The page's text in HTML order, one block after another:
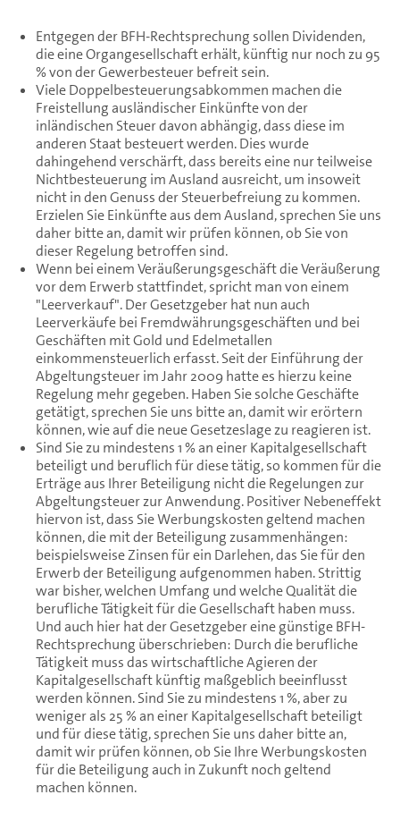
Entgegen der BFH-Rechtsprechung sollen Dividenden,
die eine Organgesellschaft erhält, künftig nur noch zu 95
% von der Gewerbesteuer befreit sein.
Viele Doppelbesteuerungsabkommen machen die
Freistellung ausländischer Einkünfte von der
inländischen Steuer davon abhängig, dass diese im
anderen Staat besteuert werden. Dies wurde
dahingehend verschärft, dass bereits eine nur teilweise
Nichtbesteuerung im Ausland ausreicht, um insoweit
nicht in den Genuss der Steuerbefreiung zu kommen.
Erzielen Sie Einkünfte aus dem Ausland, sprechen Sie uns
daher bitte an, damit wir prüfen können, ob Sie von
dieser Regelung betroffen sind.
Wenn bei einem Veräußerungsgeschäft die Veräußerung
vor dem Erwerb stattfindet, spricht man von einem
"Leerverkauf". Der Gesetzgeber hat nun auch
Leerverkäufe bei Fremdwährungsgeschäften und bei
Geschäften mit Gold und Edelmetallen
einkommensteuerlich erfasst. Seit der Einführung der
Abgeltungsteuer im Jahr 2009 hatte es hierzu keine
Regelung mehr gegeben. Haben Sie solche Geschäfte
getätigt, sprechen Sie uns bitte an, damit wir erörtern
können, wie auf die neue Gesetzeslage zu reagieren ist.
Sind Sie zu mindestens 1 % an einer Kapitalgesellschaft
beteiligt und beruflich für diese tätig, so kommen für die
Erträge aus Ihrer Beteiligung nicht die Regelungen zur
Abgeltungsteuer zur Anwendung. Positiver Nebeneffekt
hiervon ist, dass Sie Werbungskosten geltend machen
können, die mit der Beteiligung zusammenhängen:
beispielsweise Zinsen für ein Darlehen, das Sie für den
Erwerb der Beteiligung aufgenommen haben. Strittig
war bisher, welchen Umfang und welche Qualität die
berufliche Tätigkeit für die Gesellschaft haben muss.
Und auch hier hat der Gesetzgeber eine günstige BFH-
Rechtsprechung überschrieben: Durch die berufliche
Tätigkeit muss das wirtschaftliche Agieren der
Kapitalgesellschaft künftig maßgeblich beeinflusst
werden können. Sind Sie zu mindestens 1 %, aber zu
weniger als 25 % an einer Kapitalgesellschaft beteiligt
und für diese tätig, sprechen Sie uns daher bitte an,
damit wir prüfen können, ob Sie Ihre Werbungskosten
für die Beteiligung auch in Zukunft noch geltend
machen können.